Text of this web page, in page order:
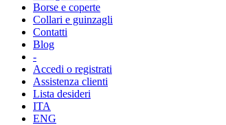
Borse e coperte
Collari e guinzagli
Contatti
Blog
-
Accedi o registrati
Assistenza clienti
Lista desideri
ITA
ENG